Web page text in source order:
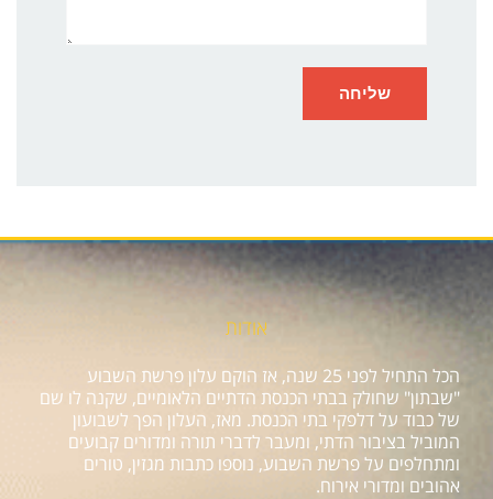
אודות
הכל התחיל לפני 25 שנה, אז הוקם עלון פרשת השבוע
"שבתון" שחולק בבתי הכנסת הדתיים הלאומיים, שקנה לו שם
של כבוד על דלפקי בתי הכנסת. מאז, העלון הפך לשבועון
המוביל בציבור הדתי, ומעבר לדברי תורה ומדורים קבועים
ומתחלפים על פרשת השבוע, נוספו כתבות מגזין, טורים
אהובים ומדורי אירוח.